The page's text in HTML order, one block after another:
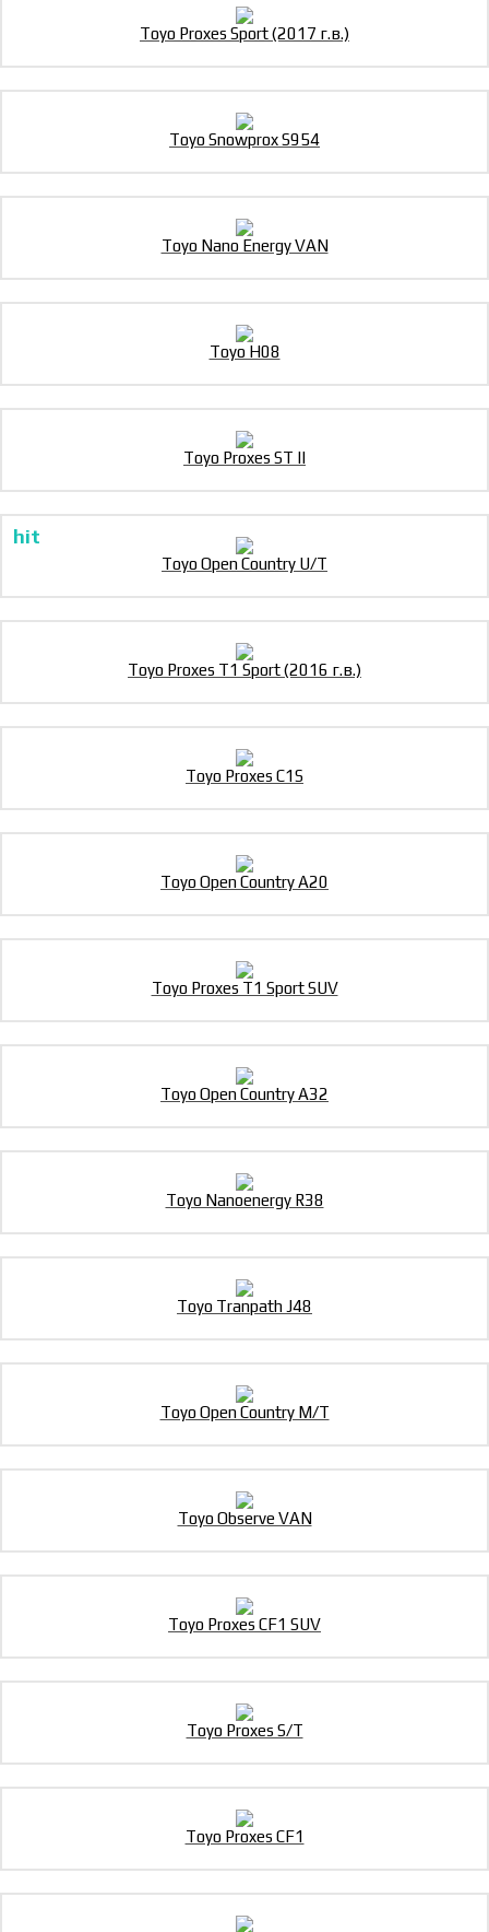
Toyo Proxes Sport (2017 г.в.)
Toyo Snowprox S954
Toyo Nano Energy VAN
Toyo H08
Toyo Proxes ST II
Toyo Open Country U/T
Toyo Proxes T1 Sport (2016 г.в.)
Toyo Proxes C1S
Toyo Open Country A20
Toyo Proxes T1 Sport SUV
Toyo Open Country A32
Toyo Nanoenergy R38
Toyo Tranpath J48
Toyo Open Country M/T
Toyo Observe VAN
Toyo Proxes CF1 SUV
Toyo Proxes S/T
Toyo Proxes CF1